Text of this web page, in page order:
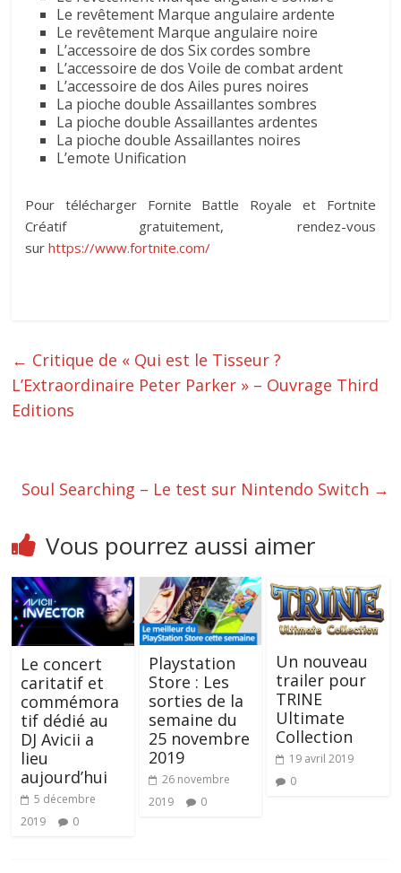
Le revêtement Marque angulaire ardente
Le revêtement Marque angulaire noire
L’accessoire de dos Six cordes sombre
L’accessoire de dos Voile de combat ardent
L’accessoire de dos Ailes pures noires
La pioche double Assaillantes sombres
La pioche double Assaillantes ardentes
La pioche double Assaillantes noires
L’emote Unification
Pour télécharger Fornite Battle Royale et Fortnite
Créatif gratuitement, rendez-vous
surhttps://www.fortnite.com/
← Critique de « Qui est le Tisseur ?
L’Extraordinaire Peter Parker » – Ouvrage Third
Editions
Soul Searching – Le test sur Nintendo Switch →
Vous pourrez aussi aimer
Le concert
caritatif et
commémora
tif dédié au
DJ Avicii a
lieu
aujourd’hui
5 décembre
2019
0
Playstation
Store : Les
sorties de la
semaine du
25 novembre
2019
26 novembre
2019
0
Un nouveau
trailer pour
TRINE
Ultimate
Collection
19 avril 2019
0